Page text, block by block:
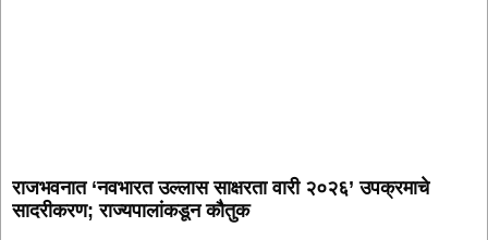
राजभवनात ‘नवभारत उल्लास साक्षरता वारी २०२६’ उपक्रमाचे
सादरीकरण; राज्यपालांकडून कौतुक